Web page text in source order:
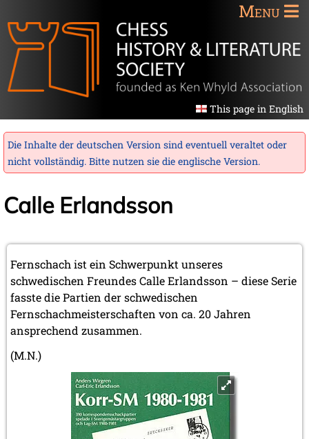
Menu
This page in English
Die Inhalte der deutschen Version sind eventuell veraltet oder
nicht vollständig. Bitte nutzen sie die englische Version.
Calle Erlandsson
Fernschach ist ein Schwerpunkt unseres
schwedischen Freundes Calle Erlandsson – diese Serie
fasste die Partien der schwedischen
Fernschachmeisterschaften von ca. 20 Jahren
ansprechend zusammen.
(M.N.)